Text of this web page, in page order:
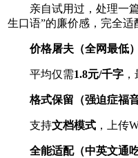
亲自试用过，处理一
生口语”的廉价感，完全适
价格屠夫（全网最低
平均仅需1.8元/千字
格式保留（强迫症福
支持文档模式 ，上传
全能适配（中英文通